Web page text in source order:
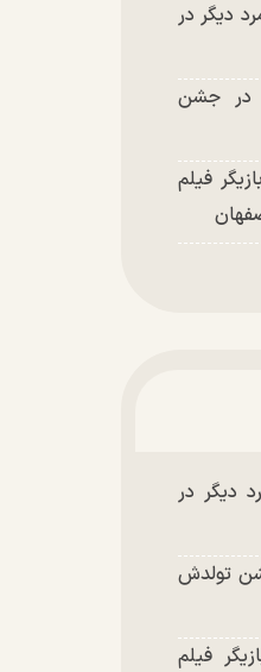
دیگر در
در جشن
فیلم
دیگر در
تولدش
فیلم